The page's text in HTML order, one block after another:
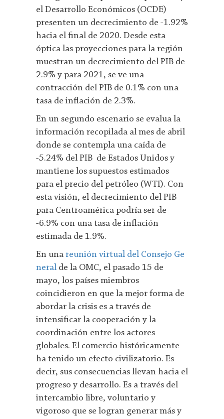
el Desarrollo Económicos (OCDE)
presenten un decrecimiento de -1.92%
hacia el final de 2020. Desde esta
óptica las proyecciones para la región
muestran un decrecimiento del PIB de
2.9% y para 2021, se ve una
contracción del PIB de 0.1% con una
tasa de inflación de 2.3%.
En un segundo escenario se evalua la
información recopilada al mes de abril
donde se contempla una caída de
-5.24% del PIB de Estados Unidos y
mantiene los supuestos estimados
para el precio del petróleo (WTI). Con
esta visión, el decrecimiento del PIB
para Centroamérica podría ser de
-6.9% con una tasa de inflación
estimada de 1.9%.
En una reunión virtual del Consejo Ge
neral de la OMC, el pasado 15 de
mayo, los países miembros
coincidieron en que la mejor forma de
abordar la crisis es a través de
intensificar la cooperación y la
coordinación entre los actores
globales. El comercio históricamente
ha tenido un efecto civilizatorio. Es
decir, sus consecuencias llevan hacia el
progreso y desarrollo. Es a través del
intercambio libre, voluntario y
vigoroso que se logran generar más y